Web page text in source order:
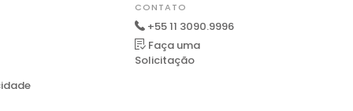
CONTATO
+55 11 3090.9996
Faça uma
Solicitação